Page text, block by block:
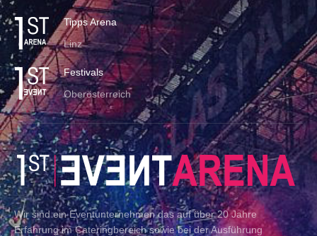
Tipps Arena
Linz
Festivals
Oberösterreich
Wir sind ein Eventunternehmen das auf über 20 Jahre
Erfahrung im Cateringbereich sowie bei der Ausführung